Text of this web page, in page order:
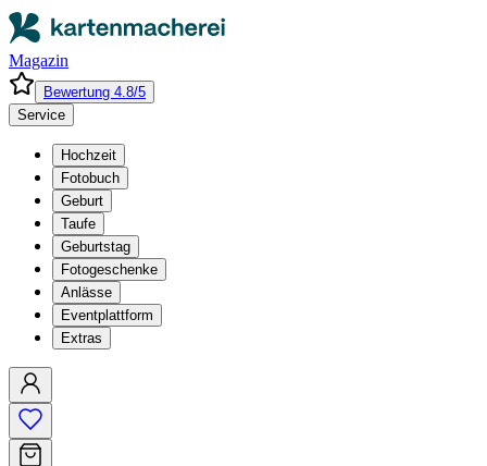
Magazin
Bewertung 4.8/5
Service
Hochzeit
Fotobuch
Geburt
Taufe
Geburtstag
Fotogeschenke
Anlässe
Eventplattform
Extras